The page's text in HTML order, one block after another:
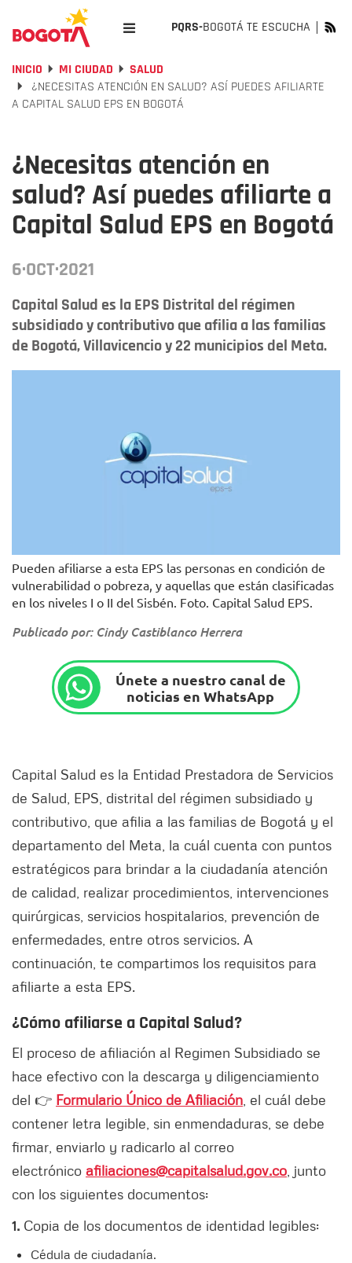
PQRS-BOGOTÁ TE ESCUCHA
INICIO MI CIUDAD
SALUD
¿NECESITAS ATENCIÓN EN SALUD? ASÍ PUEDES AFILIARTE
A CAPITAL SALUD EPS EN BOGOTÁ
¿Necesitas atención en
salud? Así puedes afiliarte a
Capital Salud EPS en Bogotá
6·OCT·2021
Capital Salud es la EPS Distrital del régimen
subsidiado y contributivo que afilia a las familias
de Bogotá, Villavicencio y 22 municipios del Meta.
Pueden afiliarse a esta EPS las personas en condición de
vulnerabilidad o pobreza, y aquellas que están clasificadas
en los niveles I o II del Sisbén. Foto. Capital Salud EPS.
Publicado por: Cindy Castiblanco Herrera
Únete a nuestro canal de
noticias en WhatsApp
Capital Salud es la Entidad Prestadora de Servicios
de Salud, EPS, distrital del régimen subsidiado y
contributivo, que afilia a las familias de Bogotá y el
departamento del Meta, la cuál cuenta con puntos
estratégicos para brindar a la ciudadanía atención
de calidad, realizar procedimientos, intervenciones
quirúrgicas, servicios hospitalarios, prevención de
enfermedades, entre otros servicios. A
continuación, te compartimos los requisitos para
afiliarte a esta EPS.
¿Cómo afiliarse a Capital Salud?
El proceso de afiliación al Regimen Subsidiado se
hace efectivo con la descarga y diligenciamiento
del 👉 Formulario Único de Afiliación , el cuál debe
contener letra legible, sin enmendaduras, se debe
firmar, enviarlo y radicarlo al correo
electrónico afiliaciones@capitalsalud.gov.co , junto
con los siguientes documentos:
1. Copia de los documentos de identidad legibles:
Cédula de ciudadanía.